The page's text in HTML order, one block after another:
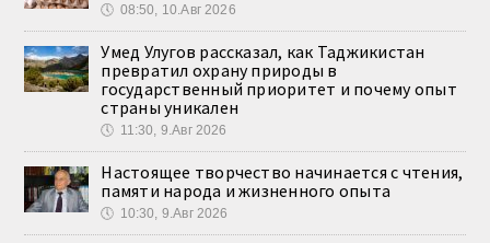
🕔 08:50, 10.Авг 2026
Умед Улугов рассказал, как Таджикистан
превратил охрану природы в
государственный приоритет и почему опыт
страны уникален
🕔 11:30, 9.Авг 2026
Настоящее творчество начинается с чтения,
памяти народа и жизненного опыта
🕔 10:30, 9.Авг 2026